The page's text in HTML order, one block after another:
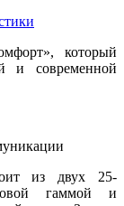
который
и современной
из двух 25-
гаммой и